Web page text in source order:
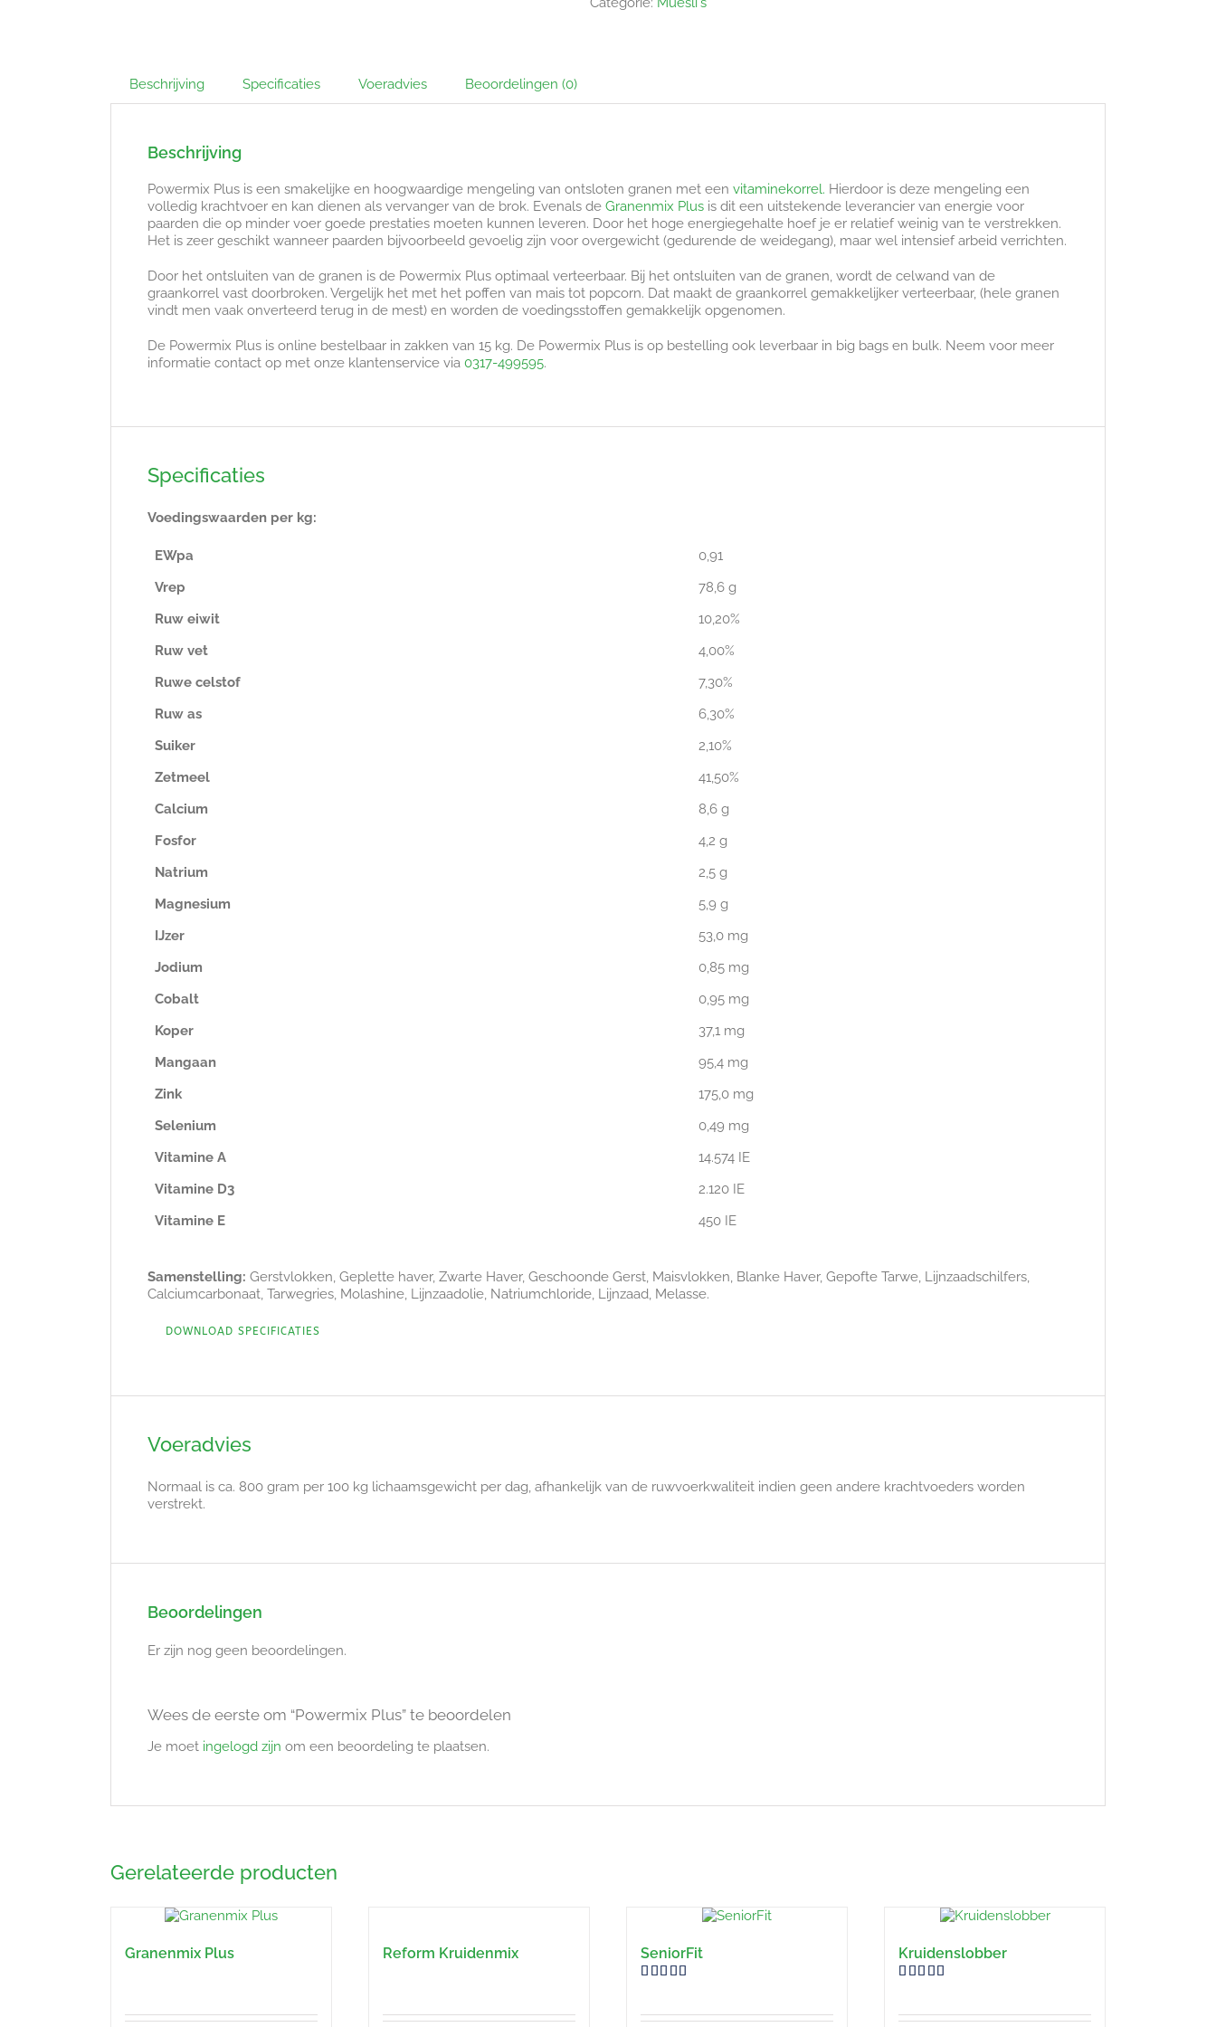
Beschrijving Specificaties Voeradvies Beoordelingen (0)
Beschrijving
Powermix Plus is een smakelijke en hoogwaardige mengeling van ontsloten granen met een vitaminekorrel. Hierdoor is deze mengeling een
volledig krachtvoer en kan dienen als vervanger van de brok. Evenals de Granenmix Plus is dit een uitstekende leverancier van energie voor
paarden die op minder voer goede prestaties moeten kunnen leveren. Door het hoge energiegehalte hoef je er relatief weinig van te verstrekken.
Het is zeer geschikt wanneer paarden bijvoorbeeld gevoelig zijn voor overgewicht (gedurende de weidegang), maar wel intensief arbeid verrichten.
Door het ontsluiten van de granen is de Powermix Plus optimaal verteerbaar. Bij het ontsluiten van de granen, wordt de celwand van de
graankorrel vast doorbroken. Vergelijk het met het poffen van mais tot popcorn. Dat maakt de graankorrel gemakkelijker verteerbaar, (hele granen
vindt men vaak onverteerd terug in de mest) en worden de voedingsstoffen gemakkelijk opgenomen.
De Powermix Plus is online bestelbaar in zakken van 15 kg. De Powermix Plus is op bestelling ook leverbaar in big bags en bulk. Neem voor meer
informatie contact op met onze klantenservice via 0317-499595.
Specificaties
Voedingswaarden per kg:
EWpa
0,91
Vrep
78,6 g
Ruw eiwit
10,20%
Ruw vet
4,00%
Ruwe celstof
7,30%
Ruw as
6,30%
Suiker
2,10%
Zetmeel
41,50%
Calcium
8,6 g
Fosfor
4,2 g
Natrium
2,5 g
Magnesium
5,9 g
IJzer
53,0 mg
Jodium
0,85 mg
Cobalt
0,95 mg
Koper
37,1 mg
Mangaan
95,4 mg
Zink
175,0 mg
Selenium
0,49 mg
Vitamine A
14.574 IE
Vitamine D3
2.120 IE
Vitamine E
450 IE
Samenstelling: Gerstvlokken, Geplette haver, Zwarte Haver, Geschoonde Gerst, Maisvlokken, Blanke Haver, Gepofte Tarwe, Lijnzaadschilfers,
Calciumcarbonaat, Tarwegries, Molashine, Lijnzaadolie, Natriumchloride, Lijnzaad, Melasse.
DOWNLOAD SPECIFICATIES
Voeradvies
Normaal is ca. 800 gram per 100 kg lichaamsgewicht per dag, afhankelijk van de ruwvoerkwaliteit indien geen andere krachtvoeders worden
verstrekt.
Beoordelingen
Er zijn nog geen beoordelingen.
Wees de eerste om “Powermix Plus” te beoordelen
Je moet ingelogd zijn om een beoordeling te plaatsen.
Gerelateerde producten
Granenmix Plus Reform Kruidenmix SeniorFit Kruidenslobber